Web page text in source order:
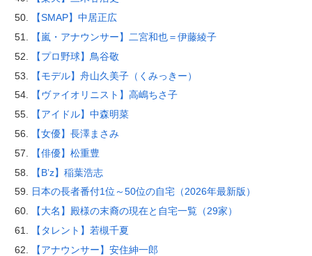
【SMAP】中居正広
【嵐・アナウンサー】二宮和也＝伊藤綾子
【プロ野球】鳥谷敬
【モデル】舟山久美子（くみっきー）
【ヴァイオリニスト】高嶋ちさ子
【アイドル】中森明菜
【女優】長澤まさみ
【俳優】松重豊
【B’z】稲葉浩志
日本の長者番付1位～50位の自宅（2026年最新版）
【大名】殿様の末裔の現在と自宅一覧（29家）
【タレント】若槻千夏
【アナウンサー】安住紳一郎